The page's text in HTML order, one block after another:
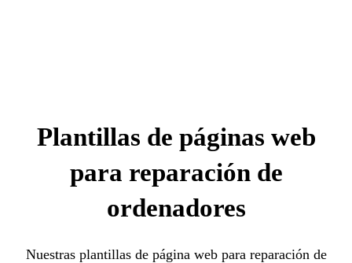
Plantillas de páginas web
para reparación de
ordenadores
Nuestras plantillas de página web para reparación de